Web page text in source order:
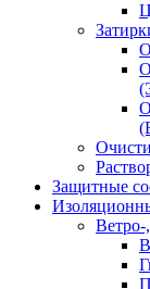
Защитные
Ветро-